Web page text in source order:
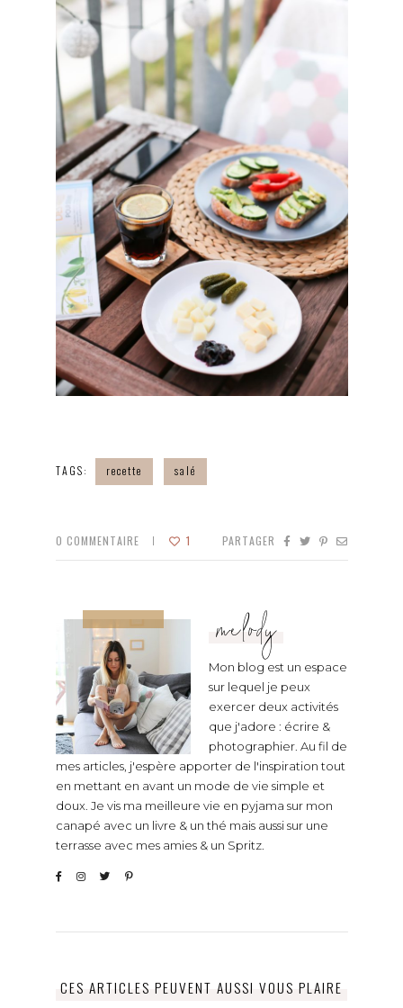
TAGS: recette salé
0 COMMENTAIRE 1 PARTAGER
melody
Mon blog est un espace
sur lequel je peux
exercer deux activités
que j'adore : écrire &
photographier. Au fil de
mes articles, j'espère apporter de l'inspiration tout
en mettant en avant un mode de vie simple et
doux. Je vis ma meilleure vie en pyjama sur mon
canapé avec un livre & un thé mais aussi sur une
terrasse avec mes amies & un Spritz.
CES ARTICLES PEUVENT AUSSI VOUS PLAIRE